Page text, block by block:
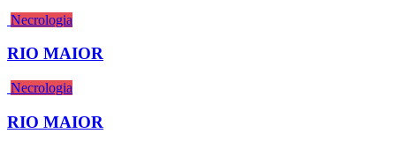
Necrologia
RIO MAIOR
Necrologia
RIO MAIOR